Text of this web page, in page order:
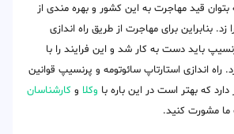
بتوان قید مهاجرت به این کشور و بهره مندی از
زد. بنابراین برای مهاجرت از طریق راه اندازی
باید دست به کار شد و این فرایند را با
اندازی استارتاپ سائوتومه و پرنسیپ قوانین
که بهتر است در این باره با وکلا و کارشناسان
ما مشورت کنید.